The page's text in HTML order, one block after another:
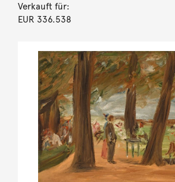
Verkauft für:
EUR 336.538